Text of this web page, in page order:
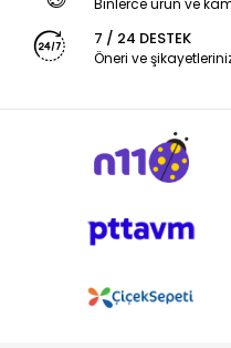
Binlerce ürün ve
7 / 24 DESTEK
Öneri ve